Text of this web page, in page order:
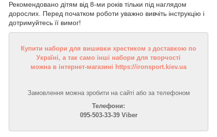
Рекомендовано дітям від 8-ми років тільки під наглядом
дорослих. Перед початком роботи уважно вивчіть інструкцію і
дотримуйтесь її вимог!
Купити набори для вишивки хрестиком з доставкою по
Україні, а так само інші набори для творчості
можна в інтернет-магазині https://ironsport.kiev.ua
Замовлення можна зробити на сайті або за телефоном
Телефони:
095-503-33-39 Viber